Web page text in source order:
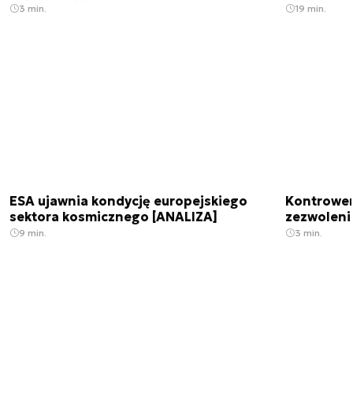
3 min. 19 min.
ESA ujawnia kondycję europejskiego
sektora kosmicznego [ANALIZA]
9 min. 3 min.